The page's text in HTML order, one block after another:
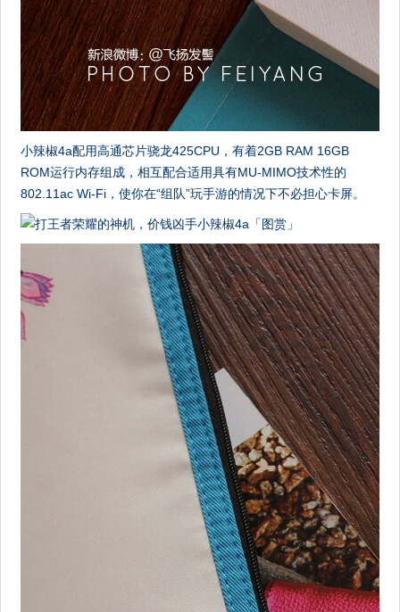
小辣椒4a配用高通芯片骁龙425CPU，有着2GB RAM 16GB
ROM运行内存组成，相互配合适用具有MU-MIMO技术性的
802.11ac Wi-Fi，使你在“组队”玩手游的情况下不必担心卡屏。